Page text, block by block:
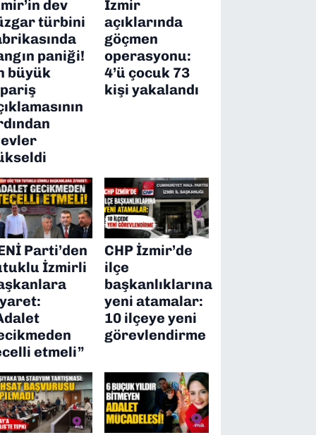
dev
türbini
paniği!
büyük
İzmir
açıklarında
göçmen
operasyonu:
4’ü çocuk 73
kişi yakalandı
Parti’den
İzmirli
etmeli”
CHP İzmir’de
ilçe
başkanlıklarına
yeni atamalar:
10 ilçeye yeni
görevlendirme